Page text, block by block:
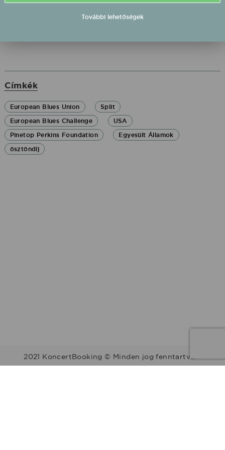
Államokban.
Címkék
European Blues Union
Split
European Blues Challenge
USA
Pinetop Perkins Foundation
Egyesült Államok
ösztöndíj
2021 KoncertBooking © Minden jog fenntartva.
Kapcsolat | Telefonszám: +36 30 157 9812 | E-mail:
További lehetőségek